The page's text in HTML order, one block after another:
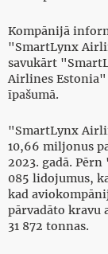
Kompānijā
"SmartLynx
savukārt
Airlines Estonia"
īpašumā.
"SmartLynx
10,66 miljonus
2023. gadā.
085 lidojumus,
kad
pārvadāto kravu
31 872 tonnas.